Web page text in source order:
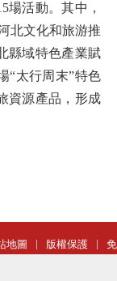
活動。其中，
北文化和旅游推
縣域特色產業賦
“太行周末”特色
資源產品，形成